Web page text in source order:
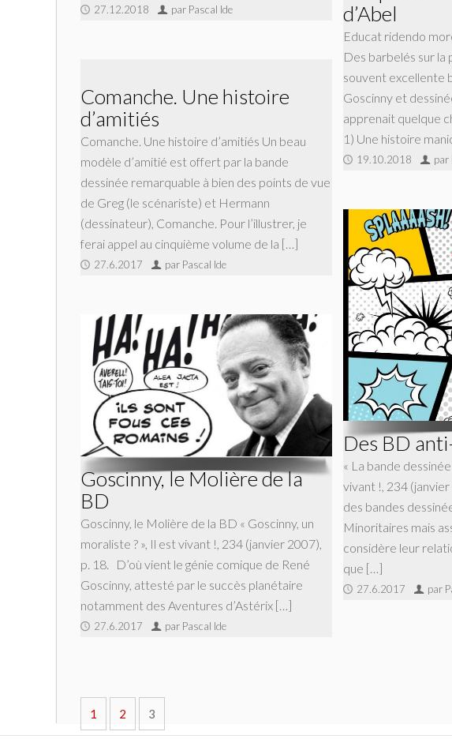
27.12.2018 par Pascal Ide
d’Abel
Educat ridendo
Des barbelés sur la
souvent excellente
Goscinny et
apprenait quelque
1) Une histoire
19.10.2018 par
Comanche. Une histoire
d’amitiés
Comanche. Une histoire d’amitiés Un beau
modèle d’amitié est offert par la bande
dessinée remarquable à bien des points de vue
de Greg (le scénariste) et Hermann
(dessinateur), Comanche. Pour l’illustrer, je
ferai appel au cinquième volume de la […]
27.6.2017 par Pascal Ide
Des BD
« La bande
vivant !, 234
des bandes
Minoritaires mais
considère leur
que […]
27.6.2017 par
Goscinny, le Molière de la
BD
Goscinny, le Molière de la BD « Goscinny, un
moraliste ? », Il est vivant !, 234 (janvier 2007),
p. 18. D’où vient le génie comique de René
Goscinny, attesté par le succès planétaire
notamment des Aventures d’Astérix […]
27.6.2017 par Pascal Ide
1 2 3